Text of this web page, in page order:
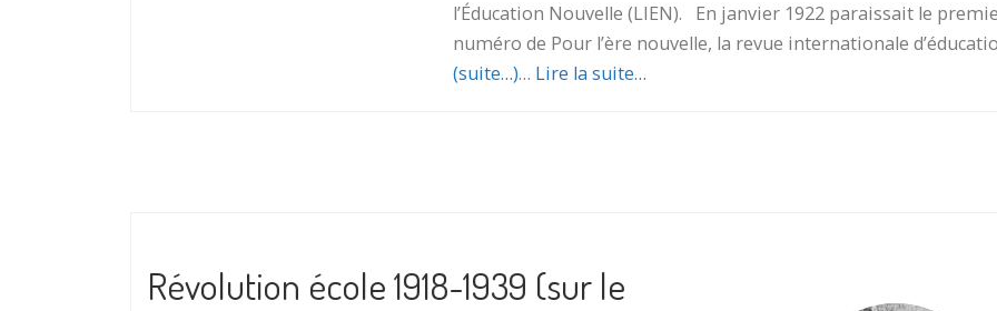
l’Éducation Nouvelle (LIEN). En janvier 1922 paraissait le
numéro de Pour l’ère nouvelle, la revue internationale
(suite…)… Lire la suite…
Révolution école 1918-1939 (sur le